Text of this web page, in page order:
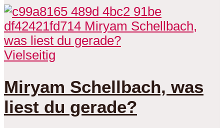
Vielseitig
Miryam Schellbach, was
liest du gerade?